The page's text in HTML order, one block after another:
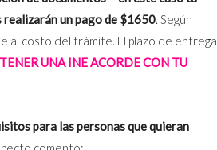
un pago de $1650. Según
al costo del trámite. El plazo de entrega
UNA INE ACORDE CON TU
para las personas que quieran